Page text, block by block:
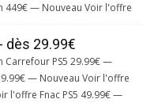
449€ — Nouveau Voir l'offre
dès 29.99€
Carrefour PS5 29.99€ —
— Nouveau Voir l'offre
l'offre Fnac PS5 49.99€ —